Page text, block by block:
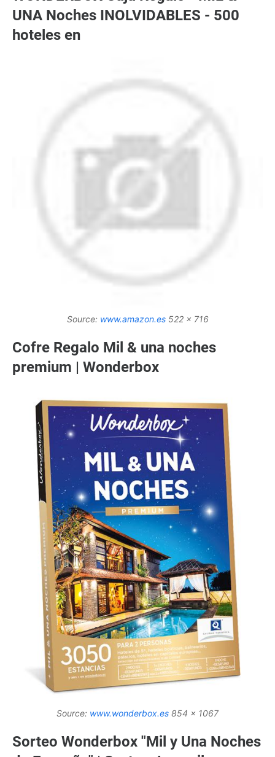
UNA Noches INOLVIDABLES - 500
hoteles en
Source: www.amazon.es522 x 716
Cofre Regalo Mil & una noches
premium | Wonderbox
Source: www.wonderbox.es 854 x 1067
Sorteo Wonderbox "Mil y Una Noches